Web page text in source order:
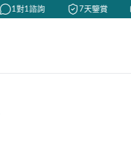
1對1諮詢 7天鑒賞